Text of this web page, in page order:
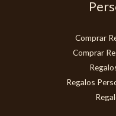
Comprar
Comprar
Regalos